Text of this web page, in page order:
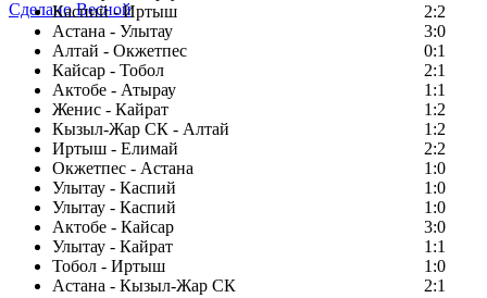
Каспий - Иртыш
2:2
Астана - Улытау
3:0
Алтай - Окжетпес
0:1
Кайсар - Тобол
2:1
Актобе - Атырау
1:1
Женис - Кайрат
1:2
Кызыл-Жар СК - Алтай
1:2
Иртыш - Елимай
2:2
Окжетпес - Астана
1:0
Улытау - Каспий
1:0
Улытау - Каспий
1:0
Актобе - Кайсар
3:0
Улытау - Кайрат
1:1
Тобол - Иртыш
1:0
Астана - Кызыл-Жар СК
2:1
Сделано Весной